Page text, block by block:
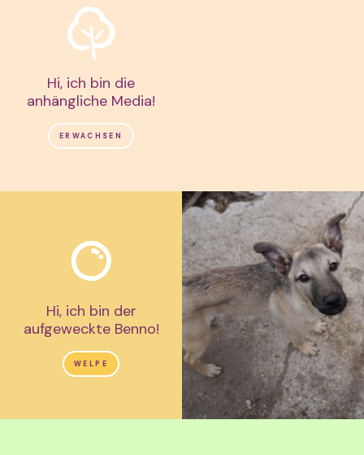
Hi, ich bin die
anhängliche Media!
ERWACHSEN
Hi, ich bin der
aufgeweckte Benno!
WELPE